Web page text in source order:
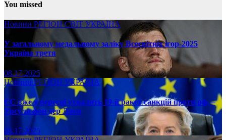
You missed
Новини РЕГІОНСВІТ УКРАЇНА
У загальному медальному заліку Всесвітніх ігор-2025
Україна третя
08.17.2025
НовиниРЕГІОН УКРАЇНА
ЄС вже у вересні ухвалить 19-й ракет санкцій проти рф, –
Урсула фон дер Ляєн
08.17.2025